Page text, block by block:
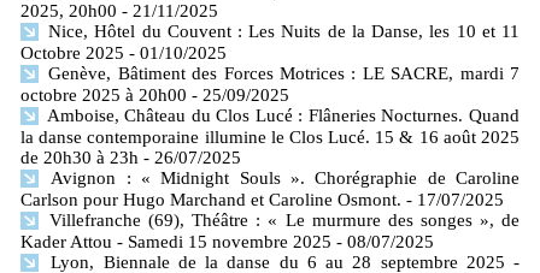
2025, 20h00 - 21/11/2025
Nice, Hôtel du Couvent : Les Nuits de la Danse, les 10 et 11
Octobre 2025 - 01/10/2025
Genève, Bâtiment des Forces Motrices : LE SACRE, mardi 7
octobre 2025 à 20h00 - 25/09/2025
Amboise, Château du Clos Lucé : Flâneries Nocturnes. Quand
la danse contemporaine illumine le Clos Lucé. 15 & 16 août 2025
de 20h30 à 23h - 26/07/2025
Avignon : « Midnight Souls ». Chorégraphie de Caroline
Carlson pour Hugo Marchand et Caroline Osmont. - 17/07/2025
Villefranche (69), Théâtre : « Le murmure des songes », de
Kader Attou - Samedi 15 novembre 2025 - 08/07/2025
Lyon, Biennale de la danse du 6 au 28 septembre 2025 -